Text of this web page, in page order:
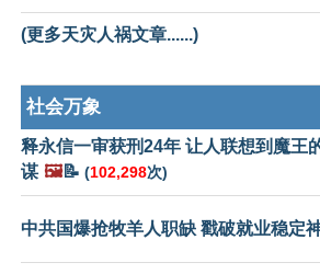
(更多天灾人祸文章......)
社会万象
释永信一审获刑24年 让人联想到魔王
谋 🖼️📝 (102,298次)
中共国爆抢牧羊人职缺 戳破就业稳定